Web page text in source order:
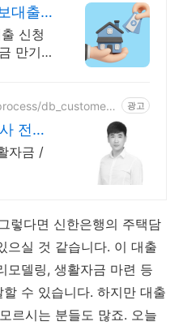
대출
도는?
신청
만기
db_customers
광고
전용
자금 /
렇다면 신한은행의 주택담
으실 것 같습니다. 이 대출
모델링, 생활자금 마련 등
수 있습니다. 하지만 대출
르시는 분들도 많죠. 오늘